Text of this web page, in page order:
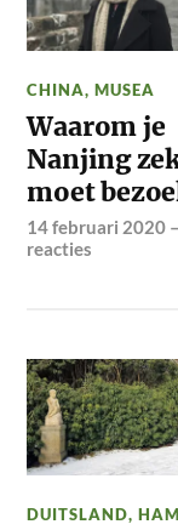
CHINA,MUSEA
Waarom je
Nanjing
moet
14 februari 2020
reacties
DUITSLAND,